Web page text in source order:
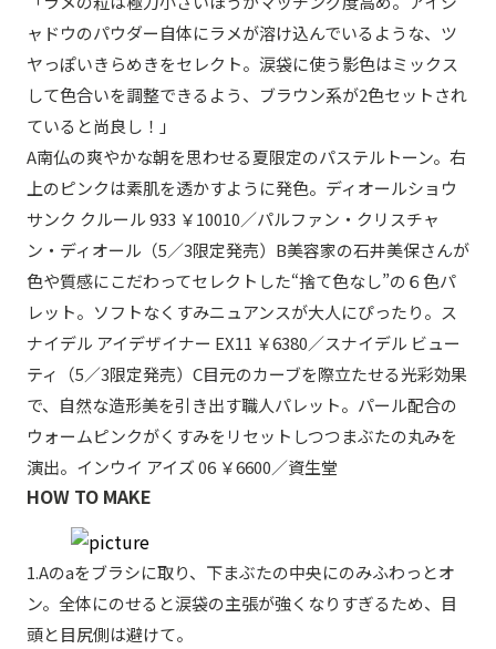
ャドウのパウダー自体にラメが溶け込んでいるような、ツ
ヤっぽいきらめきをセレクト。涙袋に使う影色はミックス
して色合いを調整できるよう、ブラウン系が2色セットされ
ていると尚良し！」
A南仏の爽やかな朝を思わせる夏限定のパステルトーン。右
上のピンクは素肌を透かすように発色。ディオールショウ
サンク クルール 933 ￥10010／パルファン・クリスチャ
ン・ディオール（5／3限定発売）B美容家の石井美保さんが
色や質感にこだわってセレクトした“捨て色なし”の６色パ
レット。ソフトなくすみニュアンスが大人にぴったり。ス
ナイデル アイデザイナー EX11 ￥6380／スナイデル ビュー
ティ（5／3限定発売）C目元のカーブを際立たせる光彩効果
で、自然な造形美を引き出す職人パレット。パール配合の
ウォームピンクがくすみをリセットしつつまぶたの丸みを
演出。インウイ アイズ 06 ￥6600／資生堂
HOW TO MAKE
1.Aのaをブラシに取り、下まぶたの中央にのみふわっとオ
ン。全体にのせると涙袋の主張が強くなりすぎるため、目
頭と目尻側は避けて。